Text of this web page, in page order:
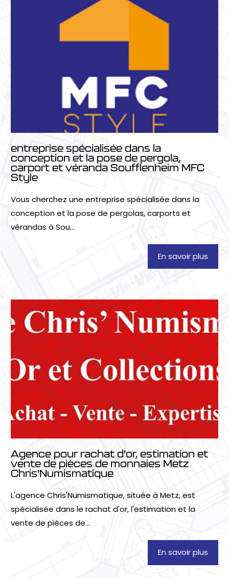
entreprise spécialisée dans la
conception et la pose de pergola,
carport et véranda Soufflenheim MFC
Style
Vous cherchez une entreprise spécialisée dans la
conception et la pose de pergolas, carports et
vérandas à Sou...
En savoir plus
Agence pour rachat d'or, estimation et
vente de pièces de monnaies Metz
Chris'Numismatique
L'agence Chris'Numismatique, située à Metz, est
spécialisée dans le rachat d'or, l'estimation et la
vente de pièces de...
En savoir plus